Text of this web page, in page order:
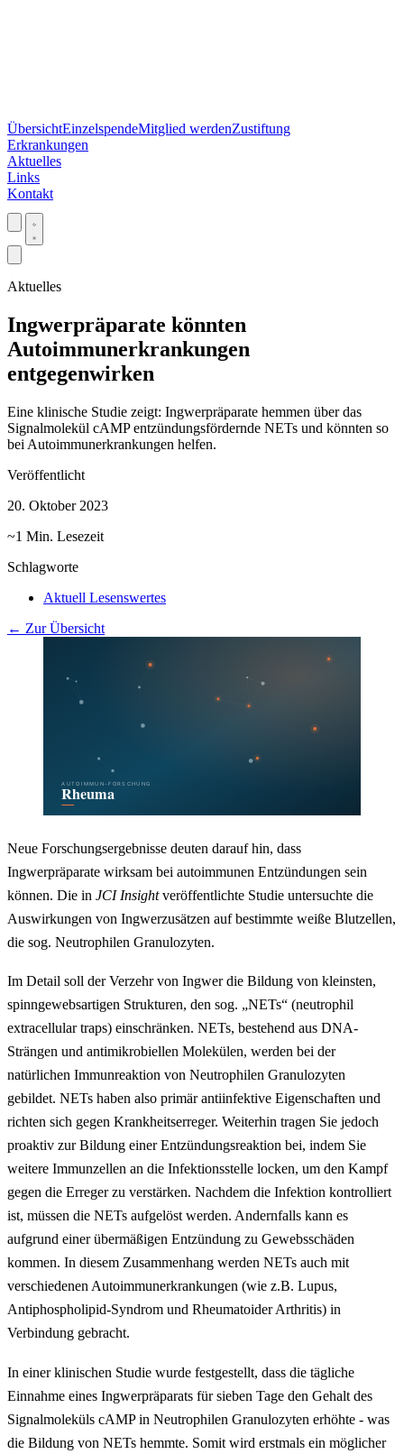
ÜbersichtEinzelspendeMitglied werdenZustiftung
Erkrankungen
Aktuelles
Links
Kontakt
Aktuelles
Ingwerpräparate könnten
Autoimmunerkrankungen
entgegenwirken
Eine klinische Studie zeigt: Ingwerpräparate hemmen über das
Signalmolekül cAMP entzündungsfördernde NETs und könnten so
bei Autoimmunerkrankungen helfen.
Veröffentlicht
20. Oktober 2023
~1 Min. Lesezeit
Schlagworte
Aktuell Lesenswertes
← Zur Übersicht
Neue Forschungsergebnisse deuten darauf hin, dass
Ingwerpräparate wirksam bei autoimmunen Entzündungen sein
können. Die in JCI Insightveröffentlichte Studie untersuchte die
Auswirkungen von Ingwerzusätzen auf bestimmte weiße Blutzellen,
die sog. Neutrophilen Granulozyten.
Im Detail soll der Verzehr von Ingwer die Bildung von kleinsten,
spinngewebsartigen Strukturen, den sog. „NETs“ (neutrophil
extracellular traps) einschränken. NETs, bestehend aus DNA-
Strängen und antimikrobiellen Molekülen, werden bei der
natürlichen Immunreaktion von Neutrophilen Granulozyten
gebildet. NETs haben also primär antiinfektive Eigenschaften und
richten sich gegen Krankheitserreger. Weiterhin tragen Sie jedoch
proaktiv zur Bildung einer Entzündungsreaktion bei, indem Sie
weitere Immunzellen an die Infektionsstelle locken, um den Kampf
gegen die Erreger zu verstärken. Nachdem die Infektion kontrolliert
ist, müssen die NETs aufgelöst werden. Andernfalls kann es
aufgrund einer übermäßigen Entzündung zu Gewebsschäden
kommen. In diesem Zusammenhang werden NETs auch mit
verschiedenen Autoimmunerkrankungen (wie z.B. Lupus,
Antiphospholipid-Syndrom und Rheumatoider Arthritis) in
Verbindung gebracht.
In einer klinischen Studie wurde festgestellt, dass die tägliche
Einnahme eines Ingwerpräparats für sieben Tage den Gehalt des
Signalmoleküls cAMP in Neutrophilen Granulozyten erhöhte - was
die Bildung von NETs hemmte. Somit wird erstmals ein möglicher